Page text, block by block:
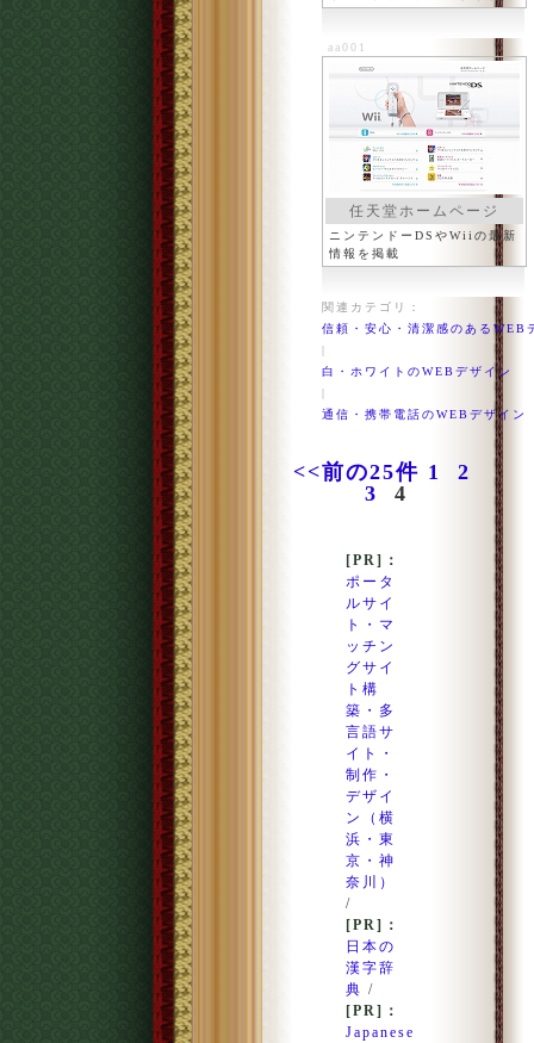
など
aa001
任天堂ホームページ
ニンテンドーDSやWiiの最新
情報を掲載
関連カテゴリ：
信頼・安心・清潔感のあるWEB
|
白・ホワイトのWEBデザイン
|
通信・携帯電話のWEBデザイン
<<前の25件 1
2
3
4
[PR]：
ポータ
ルサイ
ト・マ
ッチン
グサイ
ト構
築・多
言語サ
イト・
制作・
デザイ
ン（横
浜・東
京・神
奈川）
/
[PR]：
日本の
漢字辞
典 /
[PR]：
Japanese